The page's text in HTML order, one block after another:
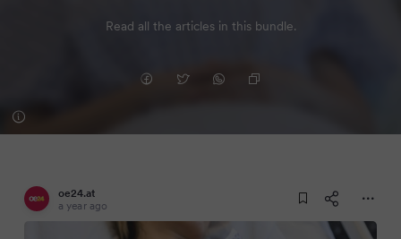
Read all the articles in this bundle.
oe24.at
a year ago